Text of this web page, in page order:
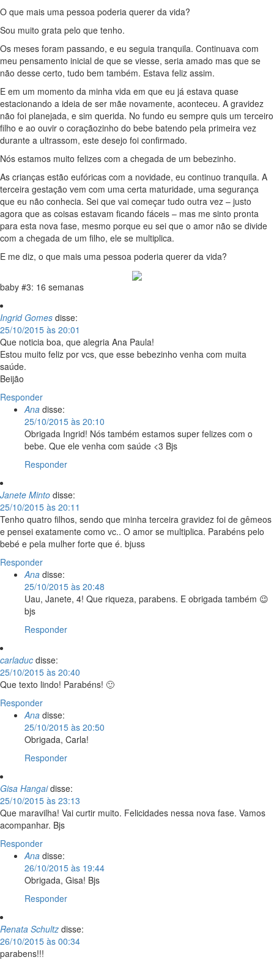
O que mais uma pessoa poderia querer da vida?
Sou muito grata pelo que tenho.
Os meses foram passando, e eu seguia tranquila. Continuava com
meu pensamento inicial de que se viesse, seria amado mas que se
não desse certo, tudo bem também. Estava feliz assim.
E em um momento da minha vida em que eu já estava quase
estacionando a ideia de ser mãe novamente, aconteceu. A gravidez
não foi planejada, e sim querida. No fundo eu sempre quis um terceiro
filho e ao ouvir o coraçãozinho do bebe batendo pela primeira vez
durante a ultrassom, este desejo foi confirmado.
Nós estamos muito felizes com a chegada de um bebezinho.
As crianças estão eufóricas com a novidade, eu continuo tranquila. A
terceira gestação vem com uma certa maturidade, uma segurança
que eu não conhecia. Sei que vai começar tudo outra vez – justo
agora que as coisas estavam ficando fáceis – mas me sinto pronta
para esta nova fase, mesmo porque eu sei que o amor não se divide
com a chegada de um filho, ele se multiplica.
E me diz, o que mais uma pessoa poderia querer da vida?
baby #3: 16 semanas
Ingrid Gomes disse:
25/10/2015 às 20:01
Que noticia boa, que alegria Ana Paula!
Estou muito feliz por vcs, que esse bebezinho venha com muita
saúde.
Beijão
Responder
Ana disse:
25/10/2015 às 20:10
Obrigada Ingrid! Nós também estamos super felizes com o
bebe. Que ele venha com saúde <3 Bjs
Responder
Janete Minto disse:
25/10/2015 às 20:11
Tenho quatro filhos, sendo que minha terceira gravidez foi de gêmeos
e pensei exatamente como vc.. O amor se multiplica. Parabéns pelo
bebé e pela mulher forte que é. bjuss
Responder
Ana disse:
25/10/2015 às 20:48
Uau, Janete, 4! Que riqueza, parabens. E obrigada também 😉
bjs
Responder
carladuc disse:
25/10/2015 às 20:40
Que texto lindo! Parabéns! 🙂
Responder
Ana disse:
25/10/2015 às 20:50
Obrigada, Carla!
Responder
Gisa Hangai disse:
25/10/2015 às 23:13
Que maravilha! Vai curtir muito. Felicidades nessa nova fase. Vamos
acompanhar. Bjs
Responder
Ana disse:
26/10/2015 às 19:44
Obrigada, Gisa! Bjs
Responder
Renata Schultz disse:
26/10/2015 às 00:34
parabens!!!